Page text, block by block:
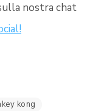
nostra chat
kong